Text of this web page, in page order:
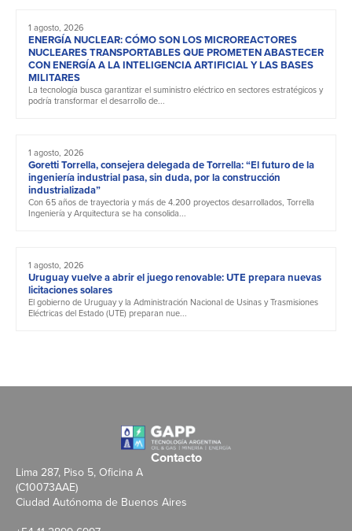
1 agosto, 2026
ENERGÍA NUCLEAR: CÓMO SON LOS MICROREACTORES
NUCLEARES TRANSPORTABLES QUE PROMETEN ABASTECER
CON ENERGÍA A LA INTELIGENCIA ARTIFICIAL Y LAS BASES
MILITARES
La tecnología busca garantizar el suministro eléctrico en sectores estratégicos y
podría transformar el desarrollo de...
1 agosto, 2026
Goretti Torrella, consejera delegada de Torrella: “El futuro de la
ingeniería industrial pasa, sin duda, por la construcción
industrializada”
Con 65 años de trayectoria y más de 4.200 proyectos desarrollados, Torrella
Ingeniería y Arquitectura se ha consolida...
1 agosto, 2026
Uruguay vuelve a abrir el juego renovable: UTE prepara nuevas
licitaciones solares
El gobierno de Uruguay y la Administración Nacional de Usinas y Trasmisiones
Eléctricas del Estado (UTE) preparan nue...
Contacto
Lima 287, Piso 5, Oficina A
(C10073AAE)
Ciudad Autónoma de Buenos Aires